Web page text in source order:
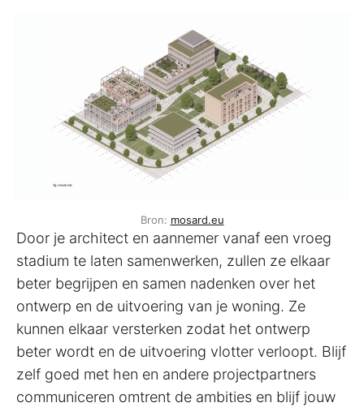
Bron: mosard.eu
Door je architect en aannemer vanaf een vroeg
stadium te laten samenwerken, zullen ze elkaar
beter begrijpen en samen nadenken over het
ontwerp en de uitvoering van je woning. Ze
kunnen elkaar versterken zodat het ontwerp
beter wordt en de uitvoering vlotter verloopt. Blijf
zelf goed met hen en andere projectpartners
communiceren omtrent de ambities en blijf jouw